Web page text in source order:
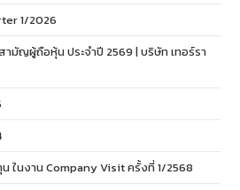
1/2026
ามัญผู้ถือหุ้น ประจำปี 2569 | บริษัท เทอร์รา
ในงาน Company Visit ครั้งที่ 1/2568